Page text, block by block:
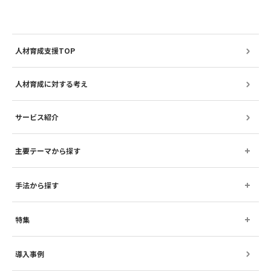
人材育成支援TOP
人材育成に対する考え
サービス紹介
主要テーマから探す
手法から探す
特集
導入事例